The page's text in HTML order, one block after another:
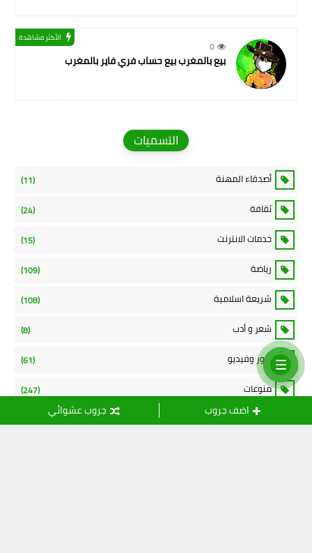
اضف جروب جروب عشوائي
0
الأكثر مشاهدة
بيع بالمغرب بيع حساب فري فاير بالمغرب
التسميات
أصدقاء المهنة (11)
ثقافة (24)
خدمات الانترنت (15)
رياضة (109)
شريعة اسلامية (108)
شعر و أدب (8)
صور وفيديو (61)
منوعات (247)
نموذج الاتصال